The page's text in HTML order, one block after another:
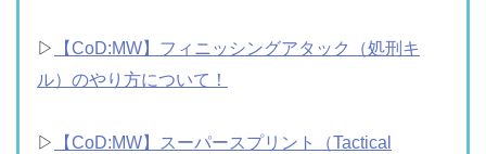
▷
【CoD:MW】フィニッシングアタック（処刑キ
ル）のやり方について！
▷
【CoD:MW】スーパースプリント（Tactical